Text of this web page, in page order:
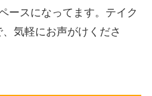
ースになってます。テイク
気軽にお声がけくださ